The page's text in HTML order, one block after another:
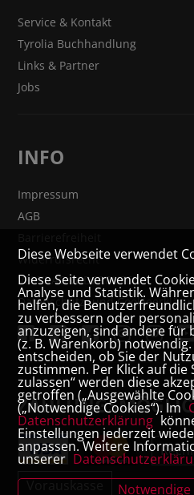
Service & Kontakt
Tyrolia Buchhandlung
Links & Partner
Jobs
INFO
Impressum
AGB
Widerrufsrecht
VERTRAG WIDERRUFEN
Datenschutz- und
Diese Webseite verwendet
Diese Seite verwendet
Analyse und Statistik.
helfen, die
zu verbessern oder
anzuzeigen, sind andere für
(z. B. Warenkorb)
entscheiden, ob Sie der
zustimmen. Per Klick auf die
zulassen“ werden diese
getroffen („Ausgewählte
(„Notwendige Cookies“). Im
Datenschutzerklärung
Einstellungen jederzeit
anpassen. Weitere
unserer
Notwendige